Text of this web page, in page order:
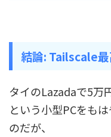
結論: Tailscale
タイのLazadaで5万
という小型PCをも
のだが、